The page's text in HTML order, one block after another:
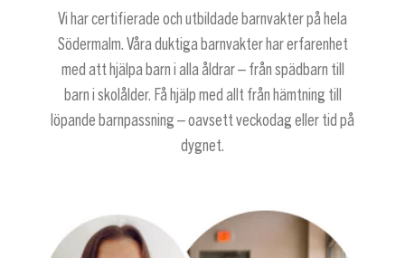
Vi har certifierade och utbildade barnvakter på hela
Södermalm. Våra duktiga barnvakter har erfarenhet
med att hjälpa barn i alla åldrar – från spädbarn till
barn i skolålder. Få hjälp med allt från hämtning till
löpande barnpassning – oavsett veckodag eller tid på
dygnet.